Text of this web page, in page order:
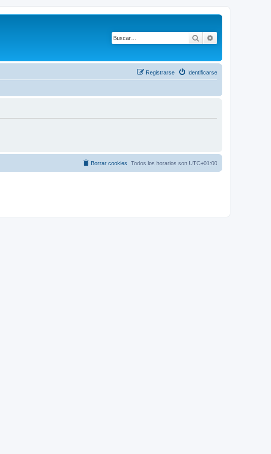
Buscar
Identificarse
Registrarse
Todos los horarios son UTC+01:00
Borrar cookies